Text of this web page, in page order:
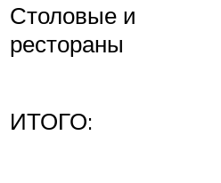
Столовые и
рестораны
ИТОГО: